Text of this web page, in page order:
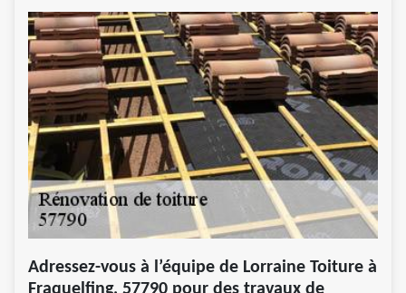
Adressez-vous à l’équipe de Lorraine Toiture à
Fraquelfing, 57790 pour des travaux de